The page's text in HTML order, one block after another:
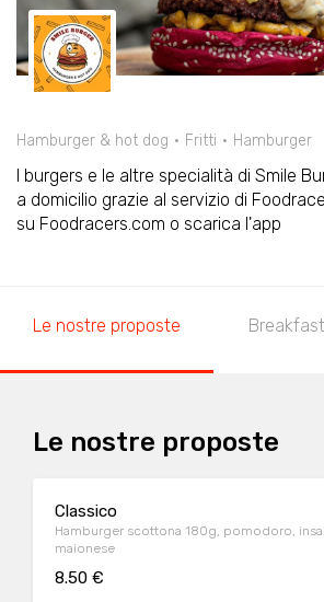
Hamburger & hot dog Fritti Hamburger
I burgers e le altre specialità di Smile
a domicilio grazie al servizio di
su Foodracers.com o scarica l'app
Le nostre proposte
Le nostre proposte
Classico
Hamburger scottona 180g, pomodoro,
maionese
8.50 €